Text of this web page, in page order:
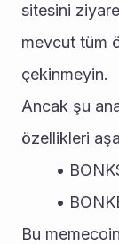
sitesini
mevcut tüm
çekinmeyin.
Ancak şu
özellikleri
Bu